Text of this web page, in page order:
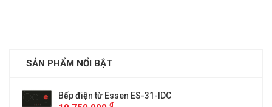
SẢN PHẨM NỔI BẬT
Bếp điện từ Essen ES-31-IDC
₫